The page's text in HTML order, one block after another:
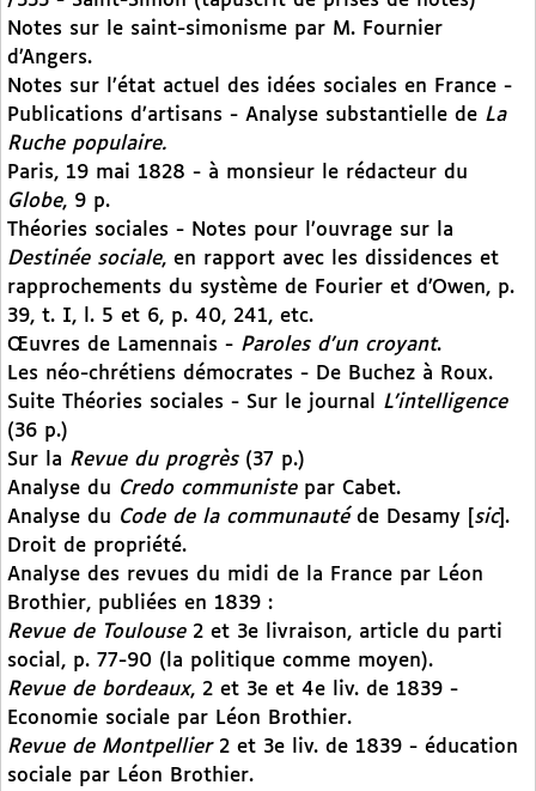
Notes sur le saint-simonisme par M. Fournier
d’Angers.
Notes sur l’état actuel des idées sociales en France -
Publications d’artisans - Analyse substantielle de La
Ruche populaire.
Paris, 19 mai 1828 - à monsieur le rédacteur du
Globe, 9 p.
Théories sociales - Notes pour l’ouvrage sur la
Destinée sociale, en rapport avec les dissidences et
rapprochements du système de Fourier et d’Owen, p.
39, t. I, l. 5 et 6, p. 40, 241, etc.
Œuvres de Lamennais - Paroles d’un croyant.
Les néo-chrétiens démocrates - De Buchez à Roux.
Suite Théories sociales - Sur le journal L’intelligence
(36 p.)
Sur la Revue du progrès(37 p.)
Analyse du Credo communistepar Cabet.
Analyse du Code de la communautéde Desamy [ sic].
Droit de propriété.
Analyse des revues du midi de la France par Léon
Brothier, publiées en 1839 :
Revue de Toulouse2 et 3e livraison, article du parti
social, p. 77-90 (la politique comme moyen).
Revue de bordeaux, 2 et 3e et 4e liv. de 1839 -
Economie sociale par Léon Brothier.
Revue de Montpellier2 et 3e liv. de 1839 - éducation
sociale par Léon Brothier.